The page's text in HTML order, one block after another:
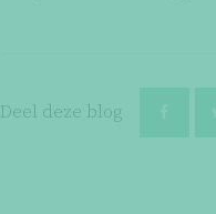
Deel deze blog